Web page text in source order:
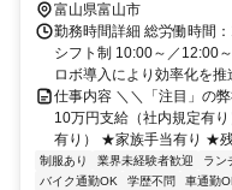
富山県富山市
勤務時間詳細 総労働時間
シフト制 10:00～／12:00
ロボ導入により効率化を
仕事内容 ＼＼「注目」の
10万円支給（社内規定有
有り） ★家族手当有り ★
制服あり 業界未経験者歓迎 ラン
バイク通勤OK
学歴不問 車通勤